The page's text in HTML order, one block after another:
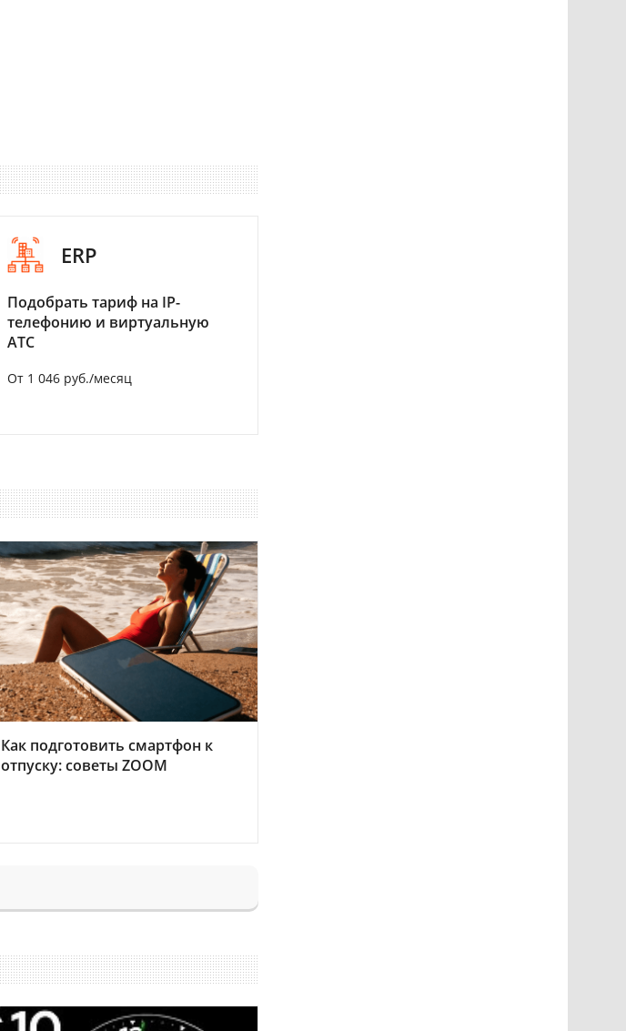
ERP
Подобрать тариф на IP-
телефонию и виртуальную
АТС
От 1 046 руб./месяц
Как подготовить смартфон к
отпуску: советы ZOOM